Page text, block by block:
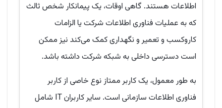
اطلاعات هستند. گاهی اوقات، یک پیمانکار شخص ثالث
که به عملیات فناوری اطلاعات شرکت یا الزامات
کاروکسب و تعمیر و نگهداری کمک می‌کند نیز ممکن
است دسترسی داخلی به شبکه شرکت داشته باشد.
به طور معمول، یک کاربر ممتاز نوع خاصی از کاربر
فناوری اطلاعات سازمانی است. سایر کاربران IT شامل